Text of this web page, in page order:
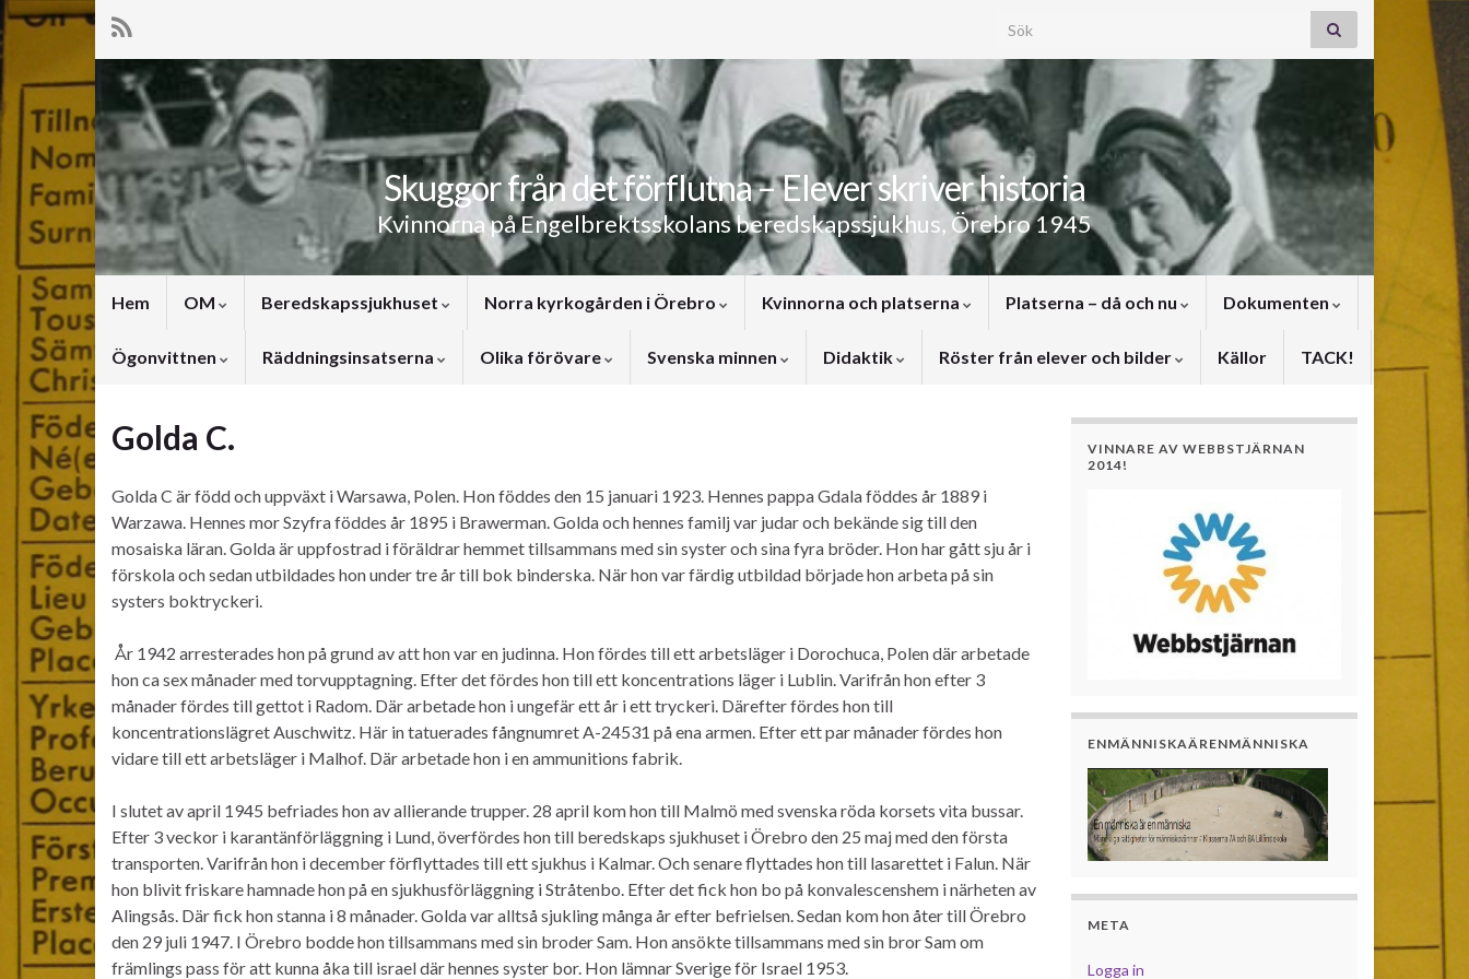
Search for:
Skuggor från det förflutna – Elever skriver historia
Kvinnorna på Engelbrektsskolans beredskapssjukhus, Örebro 1945
Hem OM Beredskapssjukhuset Norra kyrkogården i Örebro Kvinnorna och platserna Platserna – då och nu Dokumenten
Ögonvittnen Räddningsinsatserna Olika förövare Svenska minnen Didaktik Röster från elever och bilder Källor TACK!
Golda C.
Golda C är född och uppväxt i Warsawa, Polen. Hon föddes den 15 januari 1923. Hennes pappa Gdala föddes år 1889 i
Warzawa. Hennes mor Szyfra föddes år 1895 i Brawerman. Golda och hennes familj var judar och bekände sig till den
mosaiska läran. Golda är uppfostrad i föräldrar hemmet tillsammans med sin syster och sina fyra bröder. Hon har gått sju år i
förskola och sedan utbildades hon under tre år till bok binderska. När hon var färdig utbildad började hon arbeta på sin
systers boktryckeri.
År 1942 arresterades hon på grund av att hon var en judinna. Hon fördes till ett arbetsläger i Dorochuca, Polen där arbetade
hon ca sex månader med torvupptagning. Efter det fördes hon till ett koncentrations läger i Lublin. Varifrån hon efter 3
månader fördes till gettot i Radom. Där arbetade hon i ungefär ett år i ett tryckeri. Därefter fördes hon till
koncentrationslägret Auschwitz. Här in tatuerades fångnumret A-24531 på ena armen. Efter ett par månader fördes hon
vidare till ett arbetsläger i Malhof. Där arbetade hon i en ammunitions fabrik.
I slutet av april 1945 befriades hon av allierande trupper. 28 april kom hon till Malmö med svenska röda korsets vita bussar.
Efter 3 veckor i karantänförläggning i Lund, överfördes hon till beredskaps sjukhuset i Örebro den 25 maj med den första
transporten. Varifrån hon i december förflyttades till ett sjukhus i Kalmar. Och senare flyttades hon till lasarettet i Falun. När
hon blivit friskare hamnade hon på en sjukhusförläggning i Stråtenbo. Efter det fick hon bo på konvalescenshem i närheten av
Alingsås. Där fick hon stanna i 8 månader. Golda var alltså sjukling många år efter befrielsen. Sedan kom hon åter till Örebro
den 29 juli 1947. I Örebro bodde hon tillsammans med sin broder Sam. Hon ansökte tillsammans med sin bror Sam om
främlings pass för att kunna åka till israel där hennes syster bor. Hon lämnar Sverige för Israel 1953.
VINNARE AV WEBBSTJÄRNAN
2014!
ENMÄNNISKAÄRENMÄNNISKA
META
Logga in